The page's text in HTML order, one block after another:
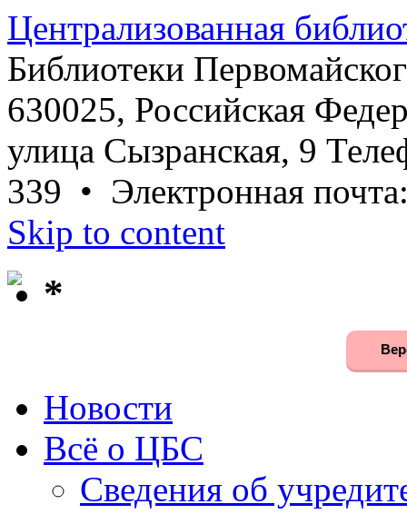
Централизованная
Библиотеки
630025, Российская
улица Сызранская, 9
339 • Электронная
Skip to content
*
Новости
Всё о ЦБС
Сведения об